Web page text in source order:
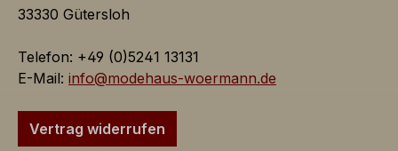
33330 Gütersloh
Telefon: +49 (0)5241 13131
E-Mail: info@modehaus-woermann.de
Vertrag widerrufen
AdSense für Förderung der
Werbungseffizienz auf der
Webseite verwendet.
Google Ads:
Das Google Conversion Tracking